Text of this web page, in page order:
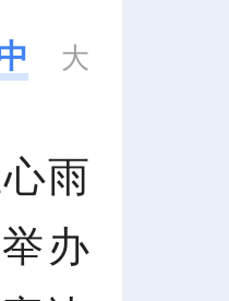
大
雨
办